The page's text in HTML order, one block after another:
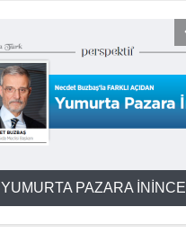
YUMURTA PAZARA İNİNCE